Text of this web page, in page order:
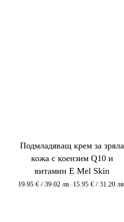
Подмладяващ крем за зряла
кожа с коензим Q10 и
витамин E Mel Skin
19.95€/ 39.02 лв.Original
15.95€ / 31.20 лв.